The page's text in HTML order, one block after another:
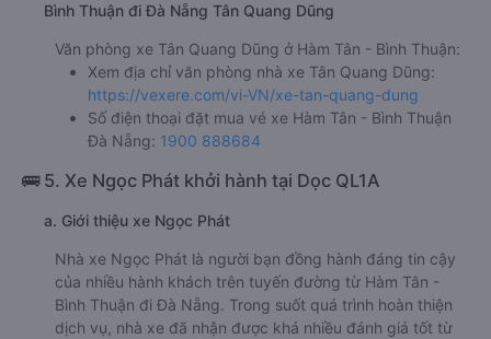
Bình Thuận đi Đà Nẵng Tân Quang Dũng
Văn phòng xe Tân Quang Dũng ở Hàm Tân - Bình Thuận:
Xem địa chỉ văn phòng nhà xe Tân Quang Dũng:
https://vexere.com/vi-VN/xe-tan-quang-dung
Số điện thoại đặt mua vé xe Hàm Tân - Bình Thuận
Đà Nẵng: 1900 888684
🚌 5. Xe Ngọc Phát khởi hành tại Dọc QL1A
a. Giới thiệu xe Ngọc Phát
Nhà xe Ngọc Phát là người bạn đồng hành đáng tin cậy
của nhiều hành khách trên tuyến đường từ Hàm Tân -
Bình Thuận đi Đà Nẵng. Trong suốt quá trình hoàn thiện
dịch vụ, nhà xe đã nhận được khá nhiều đánh giá tốt từ